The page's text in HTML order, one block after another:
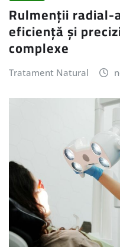
Rulmenții
eficiență și
complexe
Tratament Natural